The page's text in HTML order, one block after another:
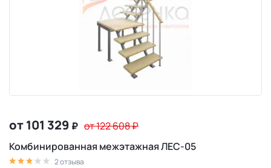
от 101 329 ₽ от 122 608₽
Комбинированная межэтажная ЛЕС-05
2 отзыва